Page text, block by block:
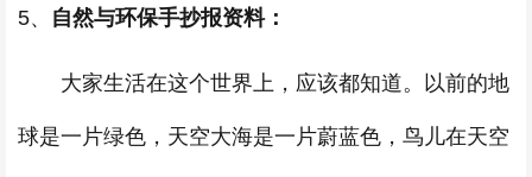
5、 自然与环保手抄报资料：
大家生活在这个世界上，应该都知道。以前的地
球是一片绿色，天空大海是一片蔚蓝色，鸟儿在天空